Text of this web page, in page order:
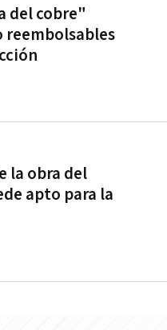
del cobre"
reembolsables
la obra del
apto para la